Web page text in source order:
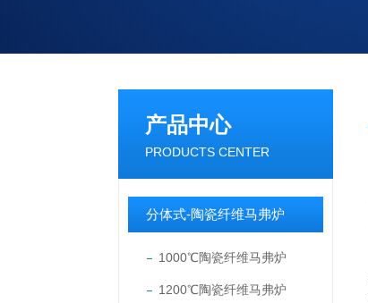
产品中心
PRODUCTS CENTER
分体式-陶瓷纤维马弗炉
1000℃陶瓷纤维马弗炉
1200℃陶瓷纤维马弗炉